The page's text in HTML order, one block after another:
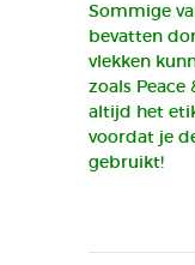
Sommige
bevatten
vlekken
zoals Peace
altijd het
voordat je
gebruikt!